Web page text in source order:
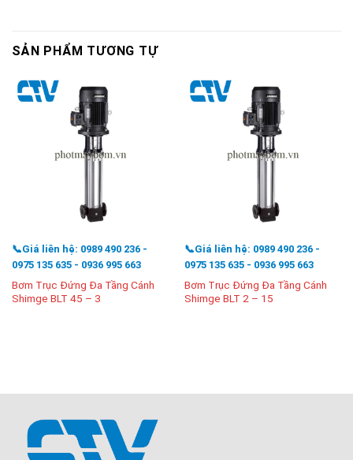
SẢN PHẨM TƯƠNG TỰ
📞Giá liên hệ: 0989 490 236 -
0975 135 635 - 0936 995 663
Bơm Trục Đứng Đa Tầng Cánh
Shimge BLT 45 – 3
📞Giá liên hệ: 0989 490 236 -
0975 135 635 - 0936 995 663
Bơm Trục Đứng Đa Tầng Cánh
Shimge BLT 2 – 15